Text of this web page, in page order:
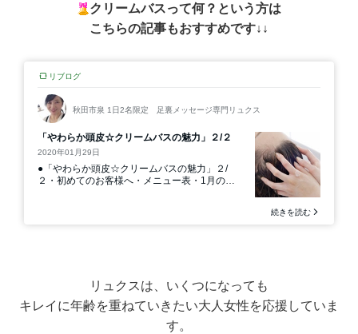
クリームバスって何？という方は
こちらの記事もおすすめです↓↓
リュクスは、いくつになっても
キレイに年齢を重ねていきたい大人女性を応援していま
す。